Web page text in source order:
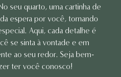
seu quarto, uma cartinha de
espera por você, tornando
Aqui, cada detalhe é
se sinta à vontade e em
ao seu redor. Seja bem-
ter você conosco!